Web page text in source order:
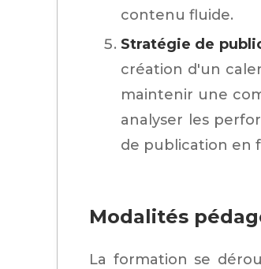
contenu fluide.
Stratégie de
création d'un
maintenir une
analyser les
de publication en
Modalités
La formation se